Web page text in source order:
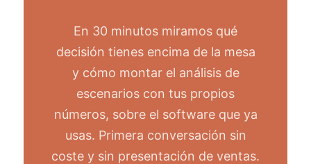
En 30 minutos miramos qué
decisión tienes encima de la mesa
y cómo montar el análisis de
escenarios con tus propios
números, sobre el software que ya
usas. Primera conversación sin
coste y sin presentación de ventas.